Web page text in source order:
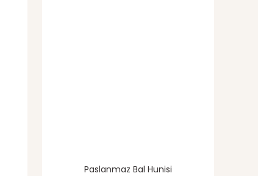
Paslanmaz Bal Hunisi